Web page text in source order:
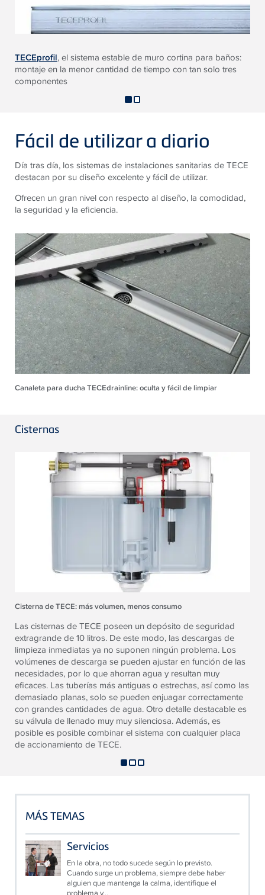
TECEprofil, el sistema estable de muro cortina para baños:
montaje en la menor cantidad de tiempo con tan solo tres
componentes
Fácil de utilizar a diario
Día tras día, los sistemas de instalaciones sanitarias de TECE
destacan por su diseño excelente y fácil de utilizar.
Ofrecen un gran nivel con respecto al diseño, la comodidad,
la seguridad y la eficiencia.
Canaleta para ducha TECEdrainline: oculta y fácil de limpiar
Cisternas
Cisterna de TECE: más volumen, menos consumo
Las cisternas de TECE poseen un depósito de seguridad
extragrande de 10 litros. De este modo, las descargas de
limpieza inmediatas ya no suponen ningún problema. Los
volúmenes de descarga se pueden ajustar en función de las
necesidades, por lo que ahorran agua y resultan muy
eficaces. Las tuberías más antiguas o estrechas, así como las
demasiado planas, solo se pueden enjuagar correctamente
con grandes cantidades de agua. Otro detalle destacable es
su válvula de llenado muy muy silenciosa. Además, es
posible es posible combinar el sistema con cualquier placa
de accionamiento de TECE.
MÁS TEMAS
Servicios
En la obra, no todo sucede según lo previsto.
Cuando surge un problema, siempre debe haber
alguien que mantenga la calma, identifique el
problema y...